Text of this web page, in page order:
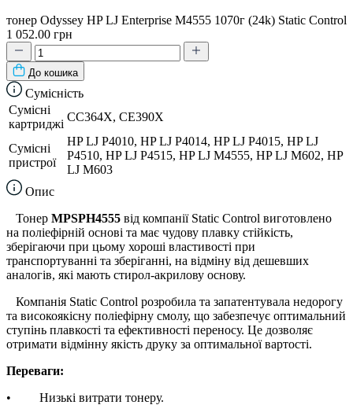
тонер Odyssey HP LJ Enterprise M4555 1070г (24k) Static Control
1 052.00 грн
До кошика
Сумісність
Сумісні
картриджі
CC364X, CE390X
Сумісні
пристрої
HP LJ P4010, HP LJ P4014, HP LJ P4015, HP LJ
P4510, HP LJ P4515, HP LJ M4555, HP LJ M602, HP
LJ M603
Опис
Тонер MPSPH4555 від компанії Static Control виготовлено
на поліефірній основі та має чудову плавку стійкість,
зберігаючи при цьому хороші властивості при
транспортуванні та зберіганні, на відміну від дешевших
аналогів, які мають стирол-акрилову основу.
Компанія Static Control розробила та запатентувала недорогу
та високоякісну поліефірну смолу, що забезпечує оптимальний
ступінь плавкості та ефективності переносу. Це дозволяє
отримати відмінну якість друку за оптимальної вартості.
Переваги:
• Низькі витрати тонеру.